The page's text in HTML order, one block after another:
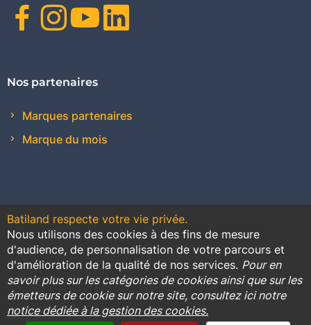
Facebook
Instagram
Youtube
Nos partenaires
Marques partenaires
Marque du mois
Contact Conditions générales de vente
Promotions
Règlement général sur la protection des données
Batiland respecte votre vie privée.
Nous utilisons des cookies à des fins de mesure
d'audience, de personnalisation de votre parcours et
d'amélioration de la qualité de nos services. Pour en
savoir plus sur les catégories de cookies ainsi que sur les
émetteurs de cookie sur notre site, consultez ici notre
notice dédiée à la gestion des cookies.